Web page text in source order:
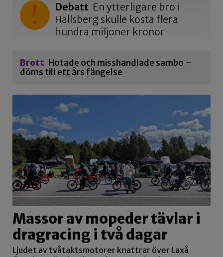
Debatt En ytterligare bro i
Hallsberg skulle kosta flera
hundra miljoner kronor
Brott Hotade och misshandlade sambo –
döms till ett års fängelse
Massor av mopeder tävlar i
dragracing i två dagar
Ljudet av tvåtaktsmotorer knattrar över Laxå